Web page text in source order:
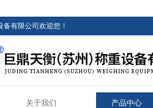
有限公司欢迎您！
关于我们 产品中心